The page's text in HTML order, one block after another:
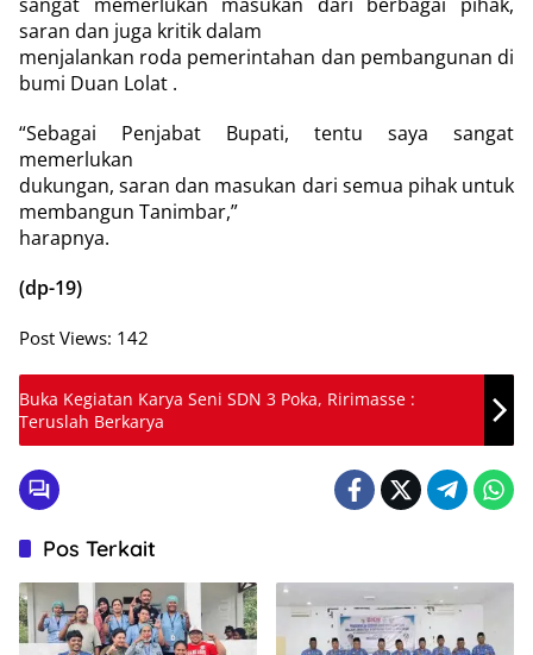
saran dan juga kritik dalam
menjalankan roda pemerintahan dan pembangunan di
bumi Duan Lolat .
“Sebagai Penjabat Bupati, tentu saya sangat
memerlukan
dukungan, saran dan masukan dari semua pihak untuk
membangun Tanimbar,”
harapnya.
(dp-19)
Post Views: 142
Buka Kegiatan Karya Seni SDN 3 Poka, Ririmasse :
Teruslah Berkarya
Pos Terkait